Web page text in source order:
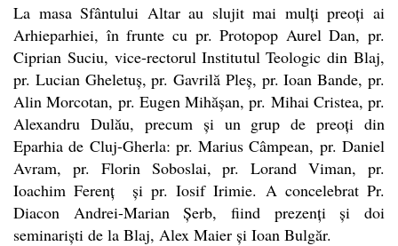
La masa Sfântului Altar au slujit mai mulți preoți ai
Arhieparhiei, în frunte cu pr. Protopop Aurel Dan, pr.
Ciprian Suciu, vice-rectorul Institutul Teologic din Blaj,
pr. Lucian Gheletuș, pr. Gavrilă Pleș, pr. Ioan Bande, pr.
Alin Morcotan, pr. Eugen Mihășan, pr. Mihai Cristea, pr.
Alexandru Dulău, precum și un grup de preoți din
Eparhia de Cluj-Gherla: pr. Marius Câmpean, pr. Daniel
Avram, pr. Florin Soboslai, pr. Lorand Viman, pr.
Ioachim Ferenț și pr. Iosif Irimie. A concelebrat Pr.
Diacon Andrei-Marian Șerb, fiind prezenți și doi
seminariști de la Blaj, Alex Maier și Ioan Bulgăr.